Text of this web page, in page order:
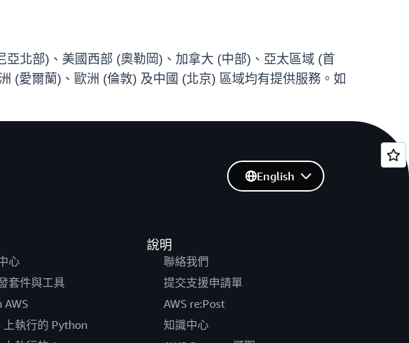
北部)、美國西部 (奧勒岡)、加拿大 (中部)、亞太區域 (首
(愛爾蘭)、歐洲 (倫敦) 及中國 (北京) 區域均有提供服務。如
心
套件與工具
AWS
上執行的 Python
說明
聯絡我們
提交支援申請單
AWS re:Post
知識中心
English